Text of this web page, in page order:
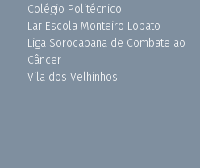
Colégio Politécnico
Lar Escola Monteiro Lobato
Liga Sorocabana de Combate ao
Câncer
Vila dos Velhinhos